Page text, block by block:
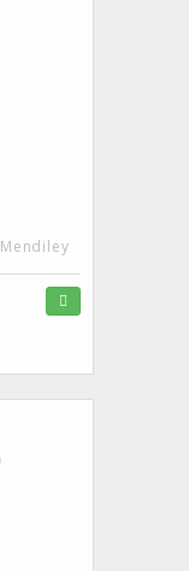
Mendiley